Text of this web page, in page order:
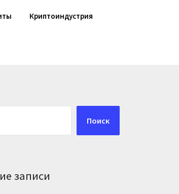
Криптоиндустрия
Поиск
записи